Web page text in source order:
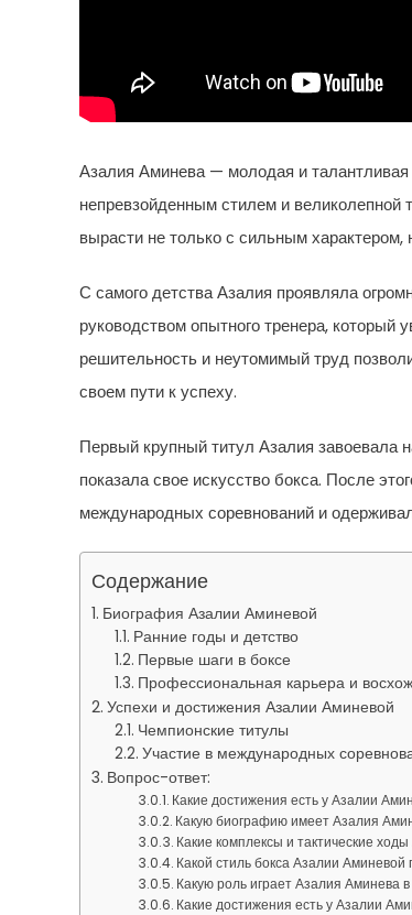
Азалия Аминева — молодая и
непревзойденным стилем и великолепной
вырасти не только с сильным
С самого детства Азалия проявляла
руководством опытного тренера, который
решительность и неутомимый труд
своем пути к успеху.
Первый крупный титул Азалия завоевала
показала свое искусство бокса. После
международных соревнований и
Содержание
Биография Азалии Аминевой
Ранние годы и детство
Первые шаги в боксе
Профессиональная карьера и
Успехи и достижения Азалии Аминевой
Чемпионские титулы
Участие в международных
Вопрос-ответ:
Какие достижения есть у Азалии
Какую биографию имеет Азалия
Какие комплексы и тактические
Какой стиль бокса Азалии Аминевой
Какую роль играет Азалия Аминева
Какие достижения есть у Азалии